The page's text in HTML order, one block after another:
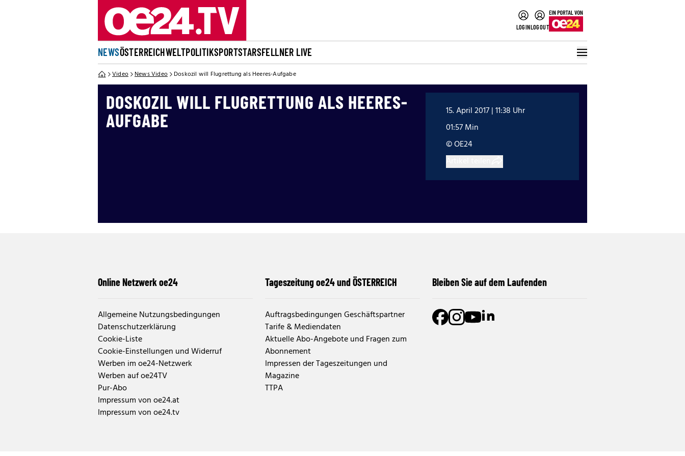
LOGINLOGOUT
NEWSÖSTERREICHWELTPOLITIKSPORTSTARSFELLNER LIVE
Video News Video Doskozil will Flugrettung als Heeres-Aufgabe
DOSKOZIL WILL FLUGRETTUNG ALS HEERES-
AUFGABE
15. April 2017 | 11:38 Uhr
01:57 Min
© OE24
Online Netzwerk oe24
Allgemeine Nutzungsbedingungen
Datenschutzerklärung
Cookie-Liste
Cookie-Einstellungen und Widerruf
Werben im oe24-Netzwerk
Werben auf oe24TV
Pur-Abo
Impressum von oe24.at
Impressum von oe24.tv
Tageszeitung oe24 und ÖSTERREICH
Auftragsbedingungen Geschäftspartner
Tarife & Mediendaten
Aktuelle Abo-Angebote und Fragen zum
Abonnement
Impressen der Tageszeitungen und
Magazine
TTPA
Bleiben Sie auf dem Laufenden